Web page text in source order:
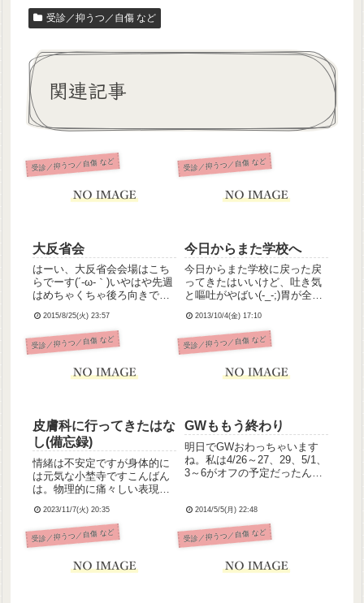
受診／抑うつ／自傷 など
関連記事
受診／抑うつ／自傷 など
大反省会
はーい、大反省会会場はこち
らでーす(´-ω-｀)いやはや先週
はめちゃくちゃ後ろ向きでし
ませんでした💦ただこれだけ
は約束。どんなにしんどくて
も、生きることはやめない。
主治医にも総師長にも、家...
2015/8/25(火) 23:57
受診／抑うつ／自傷 など
今日からまた学校へ
今日からまた学校に戻った戻
ってきたはいいけど、吐き気
と嘔吐がやばい(-_-;)胃が全く
食べても戻してしまう健胃薬
は出してもらってるけど、全
然治まんないかれこれ2ヶ月間
こんとこ2週間で悪化し...
2013/10/4(金) 17:10
受診／抑うつ／自傷 など
皮膚科に行ってきたはな
し(備忘録)
情緒は不安定ですが身体的に
は元気な小埜寺ですこんばん
は。物理的に痛々しい表現あ
※わたし、ささくれとか足の
爪とか剝がしちゃう悪癖(自傷
癖？)があって。左足の母趾の
出血させちゃって、止血はで
2023/11/7(火) 20:35
受診／抑うつ／自傷 など
GWももう終わり
明日でGWおわっちゃいます
ね。私は4/26～27、29、5/1、
3～6がオフの予定だったんで
4/26～29も実質4連休にしてし
まいました；入職1ヶ月満たな
い新人の癖に休んじゃった⤵︎
い...
2014/5/5(月) 22:48
受診／抑うつ／自傷 など 受診／抑うつ／自傷 など